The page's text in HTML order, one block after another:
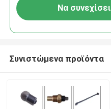
Να συνεχίσει
Συνιστώμενα προϊόντα